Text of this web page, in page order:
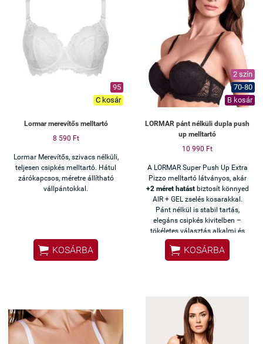
95
C kosár
Lormar merevítős melltartó
8 590 Ft
Lormar Merevítős, szivacs nélküli,
teljesen csipkés melltartó. Hátul
zárókapcsos, méretre állítható
vállpántokkal.
 KOSÁRBA
2 szín
70-80
B kosár
LORMAR pánt nélküli dupla push
up melltartó
10 990 Ft
A LORMAR Super Push Up Extra
Pizzo melltartó látványos, akár
+2 méret hatástbiztosít könnyed
AIR + GEL zselés kosarakkal.
Pánt nélkül is stabil tartás,
elegáns csipkés kivitelben –
tökéletes választás alkalmi és
váll nélküli ruhákhoz.
 KOSÁRBA